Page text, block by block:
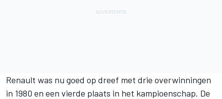
Renault was nu goed op dreef met drie overwinningen
in 1980 en een vierde plaats in het kampioenschap. De